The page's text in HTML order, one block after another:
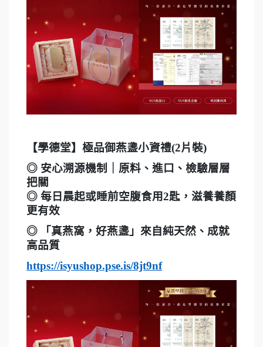
【學德堂】極品御燕盞小資禮(2片裝)
◎ 安心溯源機制｜原料、進口、檢驗層層
把關
◎ 每日晨起或睡前空腹食用2匙，滋養養顏
更有效
◎
「真燕窩，好燕盞」來自純天然、成就
高品質
https://isyushop.pse.is/8jt9nf